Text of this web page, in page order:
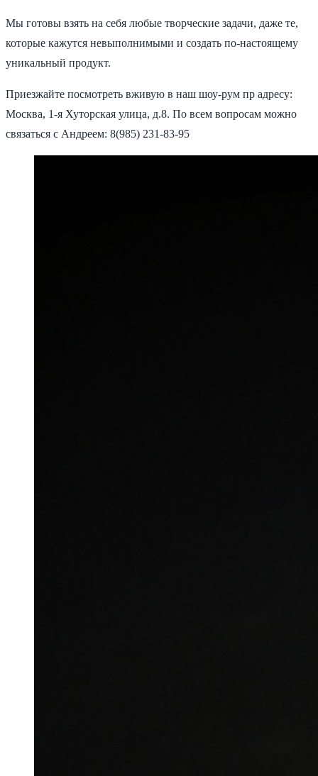
Мы готовы взять на себя любые творческие задачи, даже те,
которые кажутся невыполнимыми и создать по-настоящему
уникальный продукт.
Приезжайте посмотреть вживую в наш шоу-рум пр адресу:
Москва, 1-я Хуторская улица, д.8. По всем вопросам можно
связаться с Андреем: 8(985) 231-83-95